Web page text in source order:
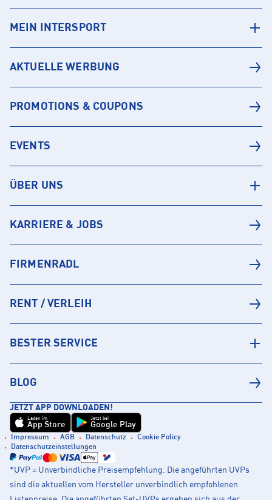
MEIN INTERSPORT
AKTUELLE WERBUNG
PROMOTIONS & COUPONS
EVENTS
ÜBER UNS
KARRIERE & JOBS
FIRMENRADL
RENT / VERLEIH
BESTER SERVICE
BLOG
JETZT APP DOWNLOADEN!
Laden im
App Store
Jetzt bei
Google Play
Impressum AGB Datenschutz
Cookie Policy
Datenschutzeinstellungen
*UVP = Unverbindliche Preisempfehlung. Die angeführten UVPs
sind die aktuellen vom Hersteller unverbindlich empfohlenen